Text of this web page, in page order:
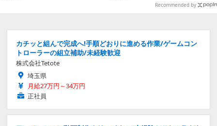
Recommended by
カチッと組んで完成へ!手順どおりに進める作業/ゲームコン
トローラーの組立補助/未経験歓迎
株式会社Tetote
埼玉県
月給27万円～34万円
正社員